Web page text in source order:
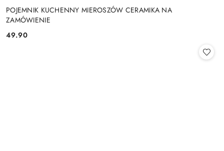
POJEMNIK KUCHENNY MIEROSZÓW CERAMIKA NA
ZAMÓWIENIE
Cena:
49.90